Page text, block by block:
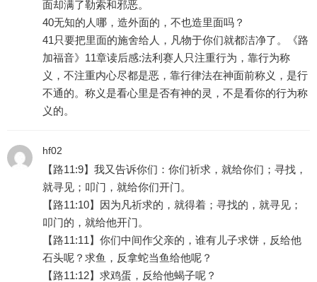
面却满了勒索和邪恶。
40无知的人哪，造外面的，不也造里面吗？
41只要把里面的施舍给人，凡物于你们就都洁净了。《路
加福音》11章读后感:法利赛人只注重行为，靠行为称
义，不注重内心尽都是恶，靠行律法在神面前称义，是行
不通的。称义是看心里是否有神的灵，不是看你的行为称
义的。
hf02
【路11:9】我又告诉你们：你们祈求，就给你们；寻找，
就寻见；叩门，就给你们开门。
【路11:10】因为凡祈求的，就得着；寻找的，就寻见；
叩门的，就给他开门。
【路11:11】你们中间作父亲的，谁有儿子求饼，反给他
石头呢？求鱼，反拿蛇当鱼给他呢？
【路11:12】求鸡蛋，反给他蝎子呢？